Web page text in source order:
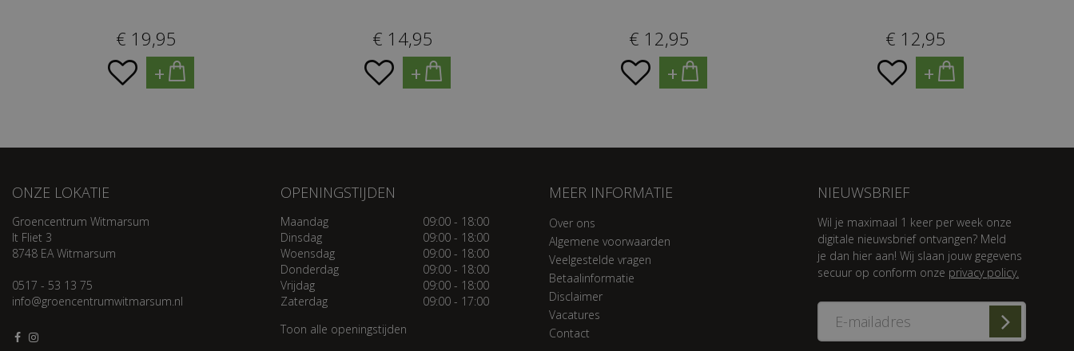
€ 19,95
+
€ 14,95
+
€ 12,95
+
€ 12,95
+
ONZE LOKATIE
Groencentrum Witmarsum
It Fliet 3
8748 EA Witmarsum
0517 - 53 13 75
info@groencentrumwitmarsum.nl
OPENINGSTIJDEN
Maandag
09:00 - 18:00
Dinsdag
09:00 - 18:00
Woensdag
09:00 - 18:00
Donderdag
09:00 - 18:00
Vrijdag
09:00 - 18:00
Zaterdag
09:00 - 17:00
Toon alle openingstijden
MEER INFORMATIE
Over ons
Algemene voorwaarden
Veelgestelde vragen
Betaalinformatie
Disclaimer
Vacatures
Contact
NIEUWSBRIEF
Wil je maximaal 1 keer per week onze
digitale nieuwsbrief ontvangen? Meld
je dan hier aan! Wij slaan jouw gegevens
secuur op conform onze privacy policy.